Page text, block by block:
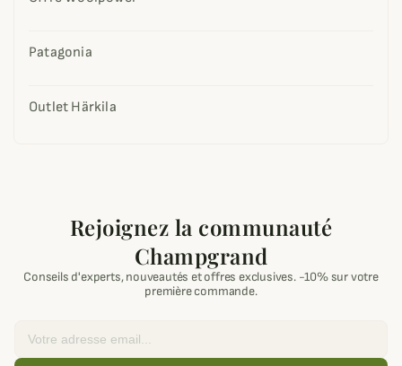
Patagonia
Outlet Härkila
Rejoignez la communauté
Champgrand
Conseils d'experts, nouveautés et offres exclusives. -10% sur votre
première commande.